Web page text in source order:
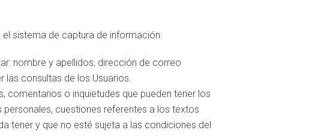
sistema de captura de información:
nombre y apellidos, dirección de correo
consultas de los Usuarios.
comentarios o inquietudes que pueden tener los
cuestiones referentes a los textos
tener y que no esté sujeta a las condiciones del